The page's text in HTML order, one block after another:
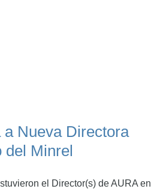
Nueva Directora
del Minrel
el Director(s) de AURA en